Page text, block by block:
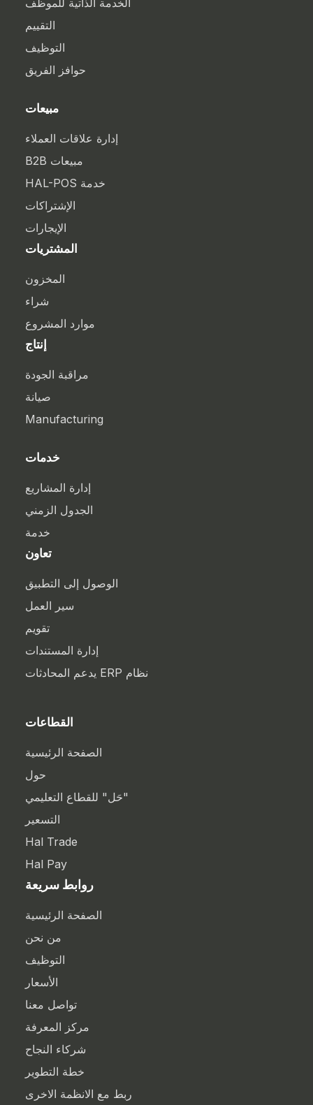
الخدمة الذاتية للموظف
التقييم
التوظيف
حوافز الفريق
مبيعات
إدارة علاقات العملاء
مبيعات B2B
خدمة HAL-POS
الإشتراكات
الإيجارات
المشتريات
المخزون
شراء
موارد المشروع
إنتاج
مراقبة الجودة
صيانة
Manufacturing
خدمات
إدارة المشاريع
الجدول الزمني
خدمة
تعاون
الوصول إلى التطبيق
سير العمل
تقويم
إدارة المستندات
نظام ERP يدعم المحادثات
القطاعات
الصفحة الرئيسية
حول
"حَل" للقطاع التعليمي
التسعير
Hal Trade
Hal Pay
روابط سريعة
الصفحة الرئيسية
من نحن
التوظيف
الأسعار
تواصل معنا
مركز المعرفة
شركاء النجاح
خطة التطوير
ربط مع الانظمة الاخرى